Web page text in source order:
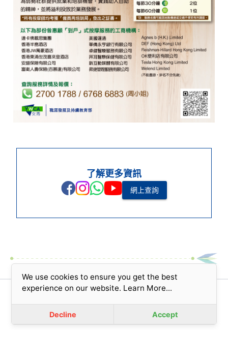
了解更多資訊
網上查詢
We use cookies to ensure you get the best
experience on our website. Learn More...
Decline Accept